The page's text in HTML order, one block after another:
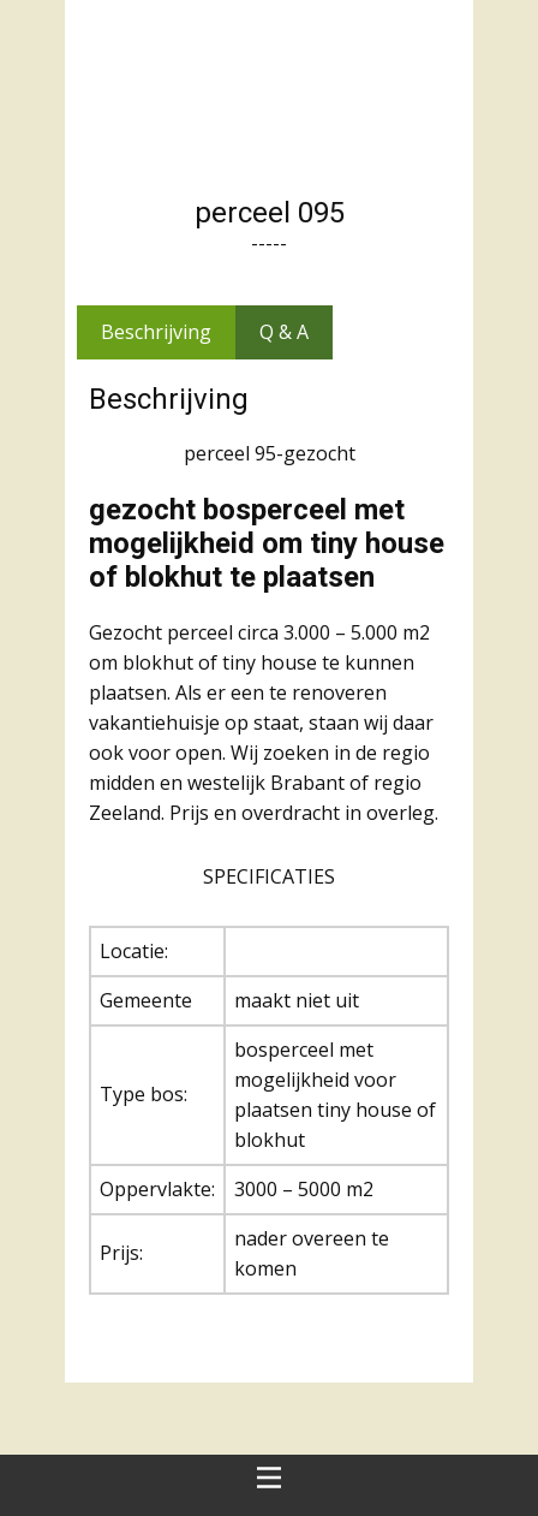
perceel 095
-----
Beschrijving Q & A
Beschrijving
perceel 95-gezocht
gezocht bosperceel met
mogelijkheid om tiny house
of blokhut te plaatsen
Gezocht perceel circa 3.000 – 5.000 m2
om blokhut of tiny house te kunnen
plaatsen. Als er een te renoveren
vakantiehuisje op staat, staan wij daar
ook voor open. Wij zoeken in de regio
midden en westelijk Brabant of regio
Zeeland. Prijs en overdracht in overleg.
SPECIFICATIES
Locatie:
Gemeente
maakt niet uit
Type bos:
bosperceel met
mogelijkheid voor
plaatsen tiny house of
blokhut
Oppervlakte:
3000 – 5000 m2
Prijs:
nader overeen te
komen